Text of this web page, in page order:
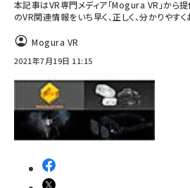
本記事はVR専門メディア「Mogura VR」から
のVR関連情報をいち早く、正しく、分かりやすく
Mogura VR
2021年7月19日 11:15